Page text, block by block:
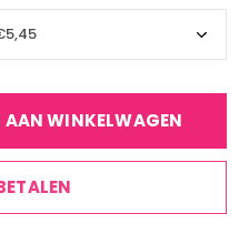
AAN WINKELWAGEN